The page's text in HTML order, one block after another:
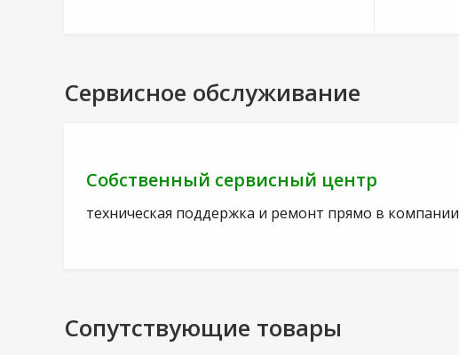
Сервисное обслуживание
Собственный сервисный центр
техническая поддержка и ремонт прямо в компании
Сопутствующие товары